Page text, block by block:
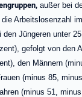
außer bei
die Arbeitslosenzahl
den Jüngeren unter
gefolgt von den
den Männern
(minus 85,
(minus 51,